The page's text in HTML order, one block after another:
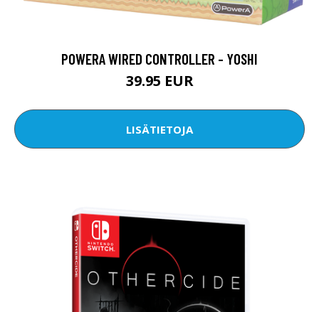
POWERA WIRED CONTROLLER - YOSHI
39.95 EUR
LISÄTIETOJA